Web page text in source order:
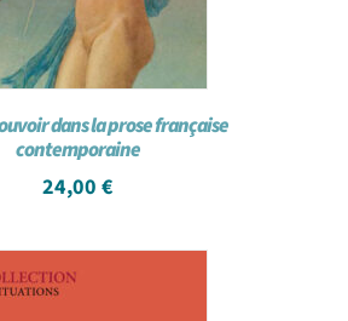
dans la prose française
contemporaine
24,00 €